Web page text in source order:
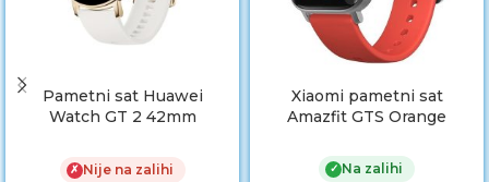
Pametni sat Huawei
Watch GT 2 42mm
✗ Nije na zalihi
Xiaomi pametni sat
Amazfit GTS Orange
✓ Na zalihi